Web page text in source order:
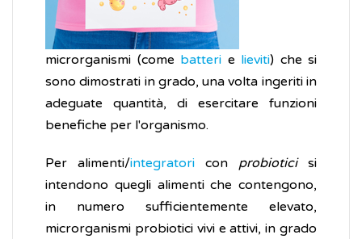
microrganismi (come batteri e lieviti) che si
sono dimostrati in grado, una volta ingeriti in
adeguate quantità, di esercitare funzioni
benefiche per l'organismo.
Per alimenti/integratori con probioticisi
intendono quegli alimenti che contengono,
in numero sufficientemente elevato,
microrganismi probiotici vivi e attivi, in grado